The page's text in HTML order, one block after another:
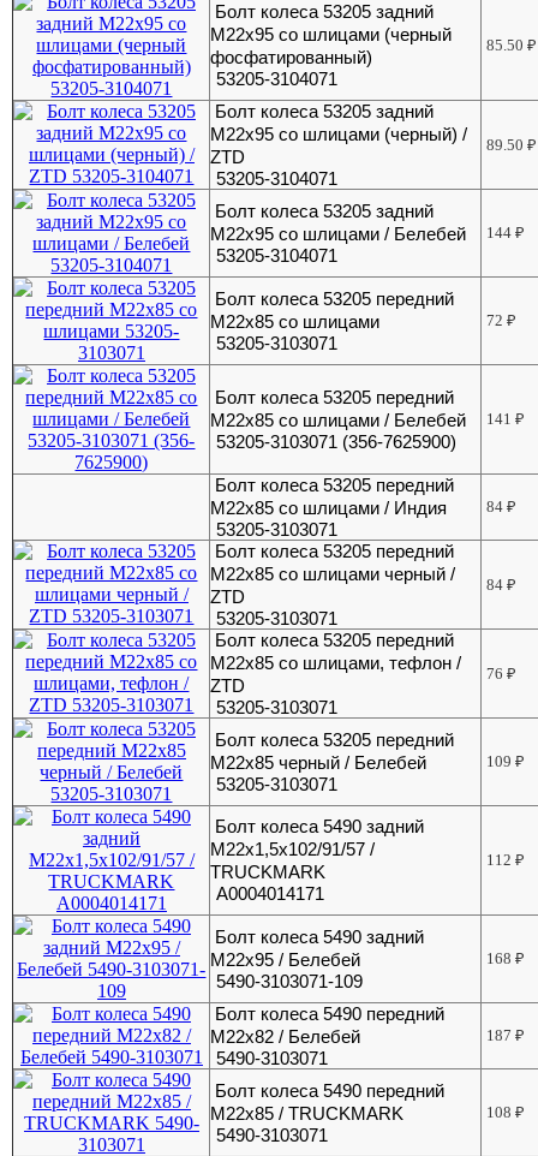
Болт колеса 53205 задний
М22х95 со шлицами (черный
фосфатированный)
53205-3104071
85.50₽
Болт колеса 53205 задний
М22х95 со шлицами (черный) /
ZTD
53205-3104071
89.50₽
Болт колеса 53205 задний
М22х95 со шлицами / Белебей
53205-3104071
144₽
Болт колеса 53205 передний
М22х85 со шлицами
53205-3103071
72₽
Болт колеса 53205 передний
М22х85 со шлицами / Белебей
53205-3103071 (356-7625900)
141₽
Болт колеса 53205 передний
М22х85 со шлицами / Индия
53205-3103071
84₽
Болт колеса 53205 передний
М22х85 со шлицами черный /
ZTD
53205-3103071
84₽
Болт колеса 53205 передний
М22х85 со шлицами, тефлон /
ZTD
53205-3103071
76₽
Болт колеса 53205 передний
М22х85 черный / Белебей
53205-3103071
109₽
Болт колеса 5490 задний
М22х1,5х102/91/57 /
TRUCKMARK
A0004014171
112₽
Болт колеса 5490 задний
М22х95 / Белебей
5490-3103071-109
168₽
Болт колеса 5490 передний
М22х82 / Белебей
5490-3103071
187₽
Болт колеса 5490 передний
М22х85 / TRUCKMARK
5490-3103071
108₽